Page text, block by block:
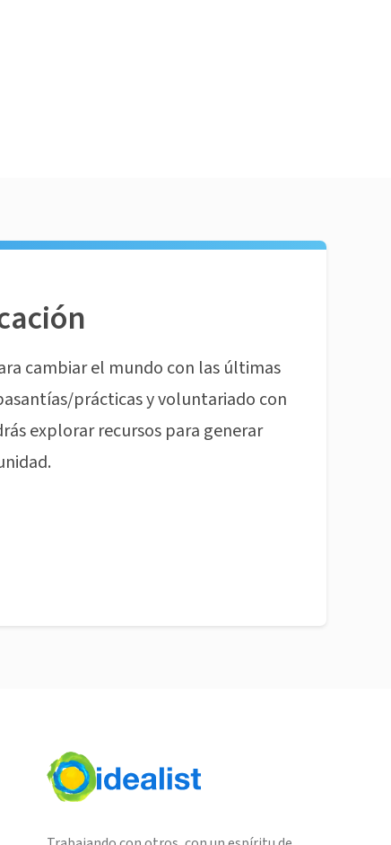
cambiar el mundo con las últimas
prácticas y voluntariado con
explorar recursos para generar